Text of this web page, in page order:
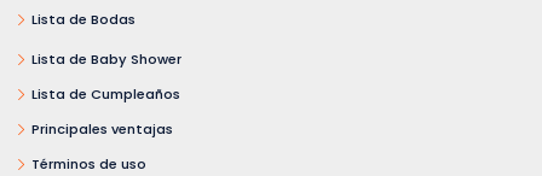
Lista de Bodas
Lista de Baby Shower
Lista de Cumpleaños
Principales ventajas
Términos de uso